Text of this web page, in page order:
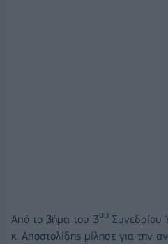
Από το βήμα του 3ου Συνεδρίου
κ. Αποστολίδης μίλησε για την